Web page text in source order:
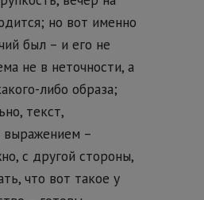
но вот именно
был – и его не
не в неточности, а
либо образа;
текст,
выражением –
с другой стороны,
что вот такое у